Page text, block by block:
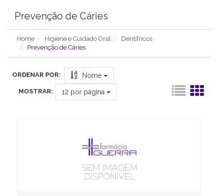
Prevenção de Cáries
Home Higiene e Cuidado Oral
Dentífricos
Prevenção de Cáries
ORDENAR POR: Nome
MOSTRAR: 12 por página